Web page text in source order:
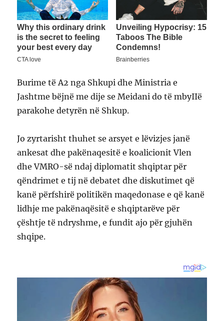
Burime të A2 nga Shkupi dhe Ministria e
Jashtme bëjnë me dije se Meidani do të mbyIIë
parakohe detyrën në Shkup.
Jo zyrtarisht thuhet se arsyet e lëvizjes janë
ankesat dhe pakënaqesitë e koalicionit Vlen
dhe VMRO-së ndaj diplomatit shqiptar për
qëndrimet e tij në debatet dhe diskutimet që
kanë përfshirë politikën maqedonase e që kanë
lidhje me pakënaqësitë e shqiptarëve për
çështje të ndryshme, e fundit ajo për gjuhën
shqipe.